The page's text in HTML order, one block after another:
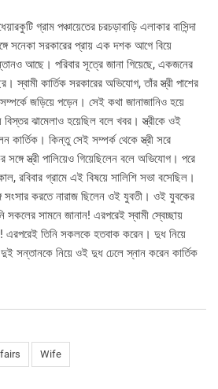
গ্রাম পঞ্চায়েতের চরচড়াবাড়ি এলাকার বাসিন্দা
সনেকা সরকারের প্রায় এক দশক আগে বিয়ে
আছে। পরিবার সূত্রে জানা গিয়েছে, একজনের
কার্তিক সরকারের অভিযোগ, তাঁর স্ত্রী পাশের
জড়িয়ে পড়েন। সেই কথা জানাজানিও হয়ে
বিস্তর ঝামেলাও হয়েছিল বলে খবর। স্ত্রীকে ওই
কার্তিক। কিন্তু সেই সম্পর্ক থেকে স্ত্রী সরে
স্ত্রী পালিয়েও গিয়েছিলেন বলে অভিযোগ। পরে
রবিবার গ্রামে এই বিষয়ে সালিশি সভা বসেছিল।
সংসার করতে নারাজ ছিলেন ওই যুবতী। ওই যুবকের
সকলের সামনে জানান! এরপরেই স্বামী স্বেচ্ছায়
এরপরেই তিনি সকলকে হতবাক করেন। দুধ নিয়ে
সন্তানকে নিয়ে ওই দুধ ঢেলে স্নান করেন কার্তিক
Wife